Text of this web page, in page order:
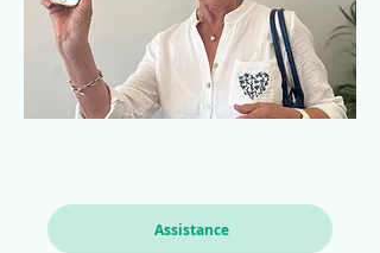
Assistance